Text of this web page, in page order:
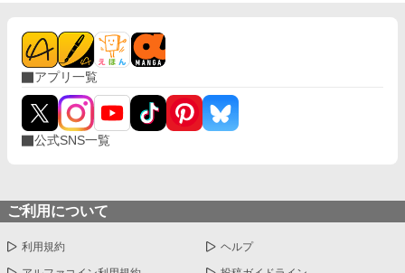
アプリ一覧
公式SNS一覧
ご利用について
利用規約 ヘルプ